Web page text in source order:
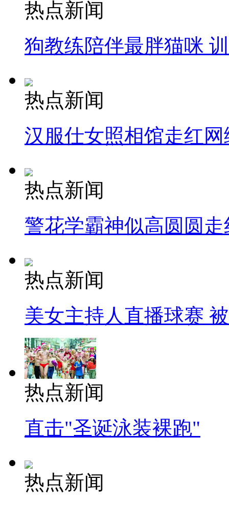
热点新闻
狗教练陪伴最胖猫咪
热点新闻
汉服仕女照相馆走红网
热点新闻
警花学霸神似高圆圆走
热点新闻
美女主持人直播球赛
热点新闻
直击"圣诞泳装裸跑"
热点新闻